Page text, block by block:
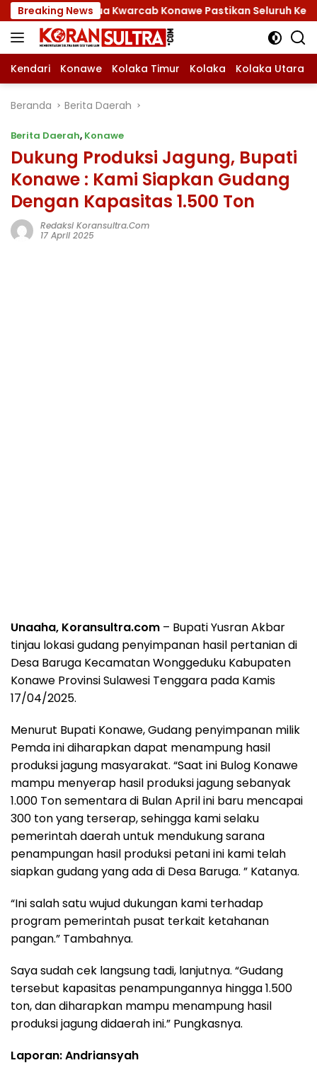
Langsung
ke
konten
Breaking News
Ketua Kwarcab Konawe Pastikan Seluruh Kesiapan
Kendari Konawe Kolaka Timur Kolaka Kolaka Utara
Beranda Berita Daerah
Berita Daerah, Konawe
Dukung Produksi Jagung, Bupati
Konawe : Kami Siapkan Gudang
Dengan Kapasitas 1.500 Ton
Redaksi Koransultra.com
17 April 2025
Unaaha, Koransultra.com – Bupati Yusran Akbar
tinjau lokasi gudang penyimpanan hasil pertanian di
Desa Baruga Kecamatan Wonggeduku Kabupaten
Konawe Provinsi Sulawesi Tenggara pada Kamis
17/04/2025.
Menurut Bupati Konawe, Gudang penyimpanan milik
Pemda ini diharapkan dapat menampung hasil
produksi jagung masyarakat. “Saat ini Bulog Konawe
mampu menyerap hasil produksi jagung sebanyak
1.000 Ton sementara di Bulan April ini baru mencapai
300 ton yang terserap, sehingga kami selaku
pemerintah daerah untuk mendukung sarana
penampungan hasil produksi petani ini kami telah
siapkan gudang yang ada di Desa Baruga. ” Katanya.
“Ini salah satu wujud dukungan kami terhadap
program pemerintah pusat terkait ketahanan
pangan.” Tambahnya.
Saya sudah cek langsung tadi, lanjutnya. “Gudang
tersebut kapasitas penampungannya hingga 1.500
ton, dan diharapkan mampu menampung hasil
produksi jagung didaerah ini.” Pungkasnya.
Laporan: Andriansyah